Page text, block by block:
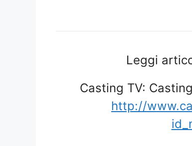
Leggi
Casting TV:
http://